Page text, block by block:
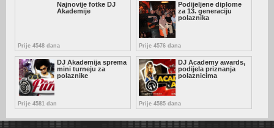
Najnovije fotke DJ
Akademije
Prije 4548 dana
Podijeljene diplome
za 13. generaciju
polaznika
Prije 4576 dana
DJ Akademija sprema
mini turneju za
polaznike
Prije 4581 dan
DJ Academy awards,
podijela priznanja
polaznicima
Prije 4585 dana